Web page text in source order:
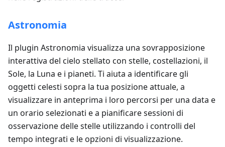
Astronomia
Il plugin Astronomia visualizza una sovrapposizione
interattiva del cielo stellato con stelle, costellazioni, il
Sole, la Luna e i pianeti. Ti aiuta a identificare gli
oggetti celesti sopra la tua posizione attuale, a
visualizzare in anteprima i loro percorsi per una data e
un orario selezionati e a pianificare sessioni di
osservazione delle stelle utilizzando i controlli del
tempo integrati e le opzioni di visualizzazione.